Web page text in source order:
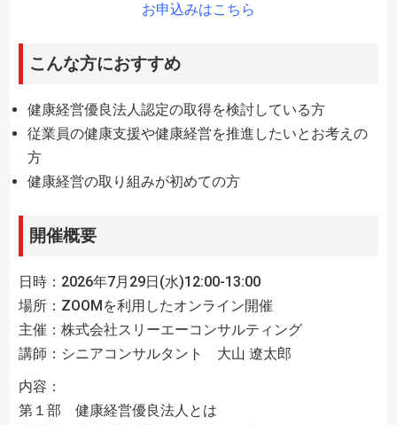
お申込みはこちら
こんな方におすすめ
健康経営優良法人認定の取得を検討している方
従業員の健康支援や健康経営を推進したいとお考えの
方
健康経営の取り組みが初めての方
開催概要
日時：2026年7月29日(水)12:00-13:00
場所：ZOOMを利用したオンライン開催
主催：株式会社スリーエーコンサルティング
講師：シニアコンサルタント 大山 遼太郎
内容：
第１部 健康経営優良法人とは